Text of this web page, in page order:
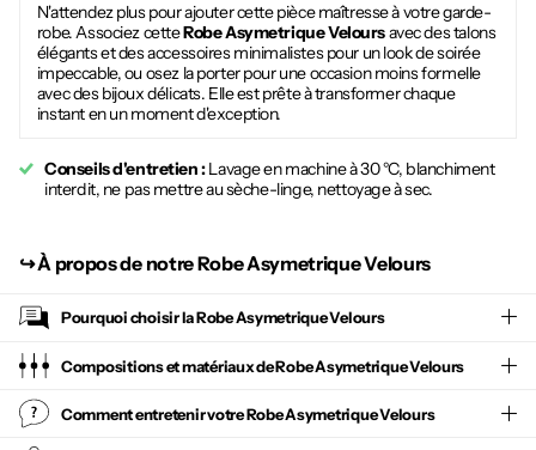
N'attendez plus pour ajouter cette pièce maîtresse à votre garde-
robe. Associez cetteRobe Asymetrique Veloursavec des talons
élégants et des accessoires minimalistes pour un look de soirée
impeccable, ou osez la porter pour une occasion moins formelle
avec des bijoux délicats. Elle est prête à transformer chaque
instant en un moment d'exception.
Conseils d'entretien :Lavage en machine à 30 °C, blanchiment
interdit, ne pas mettre au sèche-linge, nettoyage à sec.
↪︎À propos de notre Robe Asymetrique Velours
Pourquoi choisir laRobe Asymetrique Velours
Compositions et matériaux de Robe Asymetrique Velours
Comment entretenir votreRobe Asymetrique Velours